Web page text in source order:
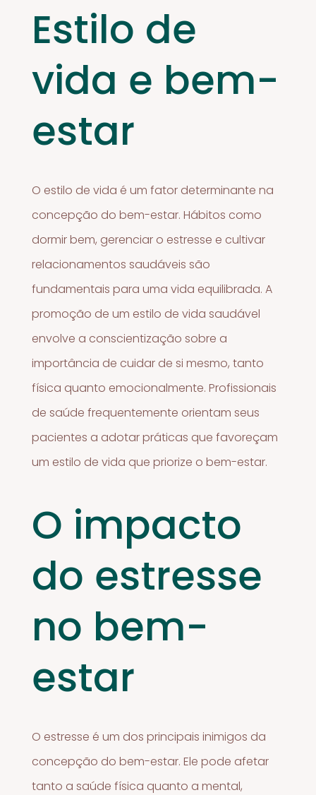
Estilo de
vida e bem-
estar
O estilo de vida é um fator determinante na
concepção do bem-estar. Hábitos como
dormir bem, gerenciar o estresse e cultivar
relacionamentos saudáveis são
fundamentais para uma vida equilibrada. A
promoção de um estilo de vida saudável
envolve a conscientização sobre a
importância de cuidar de si mesmo, tanto
física quanto emocionalmente. Profissionais
de saúde frequentemente orientam seus
pacientes a adotar práticas que favoreçam
um estilo de vida que priorize o bem-estar.
O impacto
do estresse
no bem-
estar
O estresse é um dos principais inimigos da
concepção do bem-estar. Ele pode afetar
tanto a saúde física quanto a mental,